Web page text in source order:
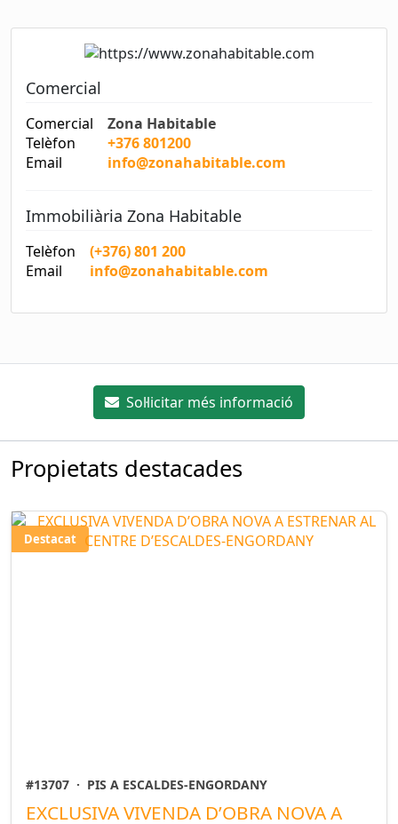
Comercial
Comercial
Zona Habitable
Telèfon
+376 801200
Email
info@zonahabitable.com
Immobiliària Zona Habitable
Telèfon
(+376) 801 200
Email
info@zonahabitable.com
Sol·licitar més informació
Propietats destacades
Destacat
#13707 · PIS A ESCALDES-ENGORDANY
EXCLUSIVA VIVENDA D’OBRA NOVA A